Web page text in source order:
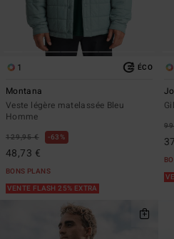
1 ÉCO
Montana
Veste légère matelassée Bleu
Homme
129,95 € 63%
48,73 €
BONS PLANS
VENTE FLASH 25% EXTRA